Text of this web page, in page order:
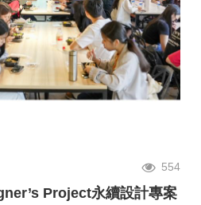
554
Project永續設計專案